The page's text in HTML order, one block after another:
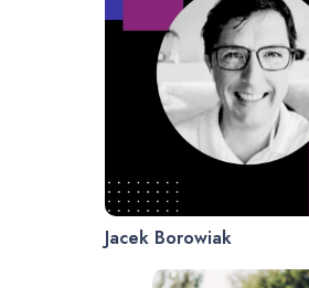
Jacek Borowiak